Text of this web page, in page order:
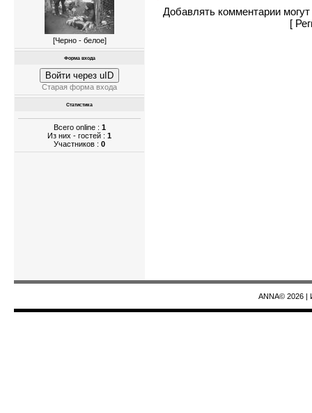
[Черно - белое]
Форма входа
Войти через uID
Старая форма входа
Статистика
Всего online : 1
Из них - гостей : 1
Участников : 0
Добавлять комментарии
[
ANNA© 2026|